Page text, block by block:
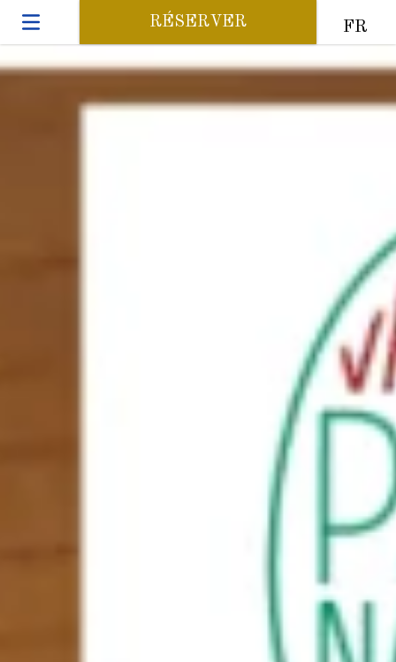
RÉSERVER FR